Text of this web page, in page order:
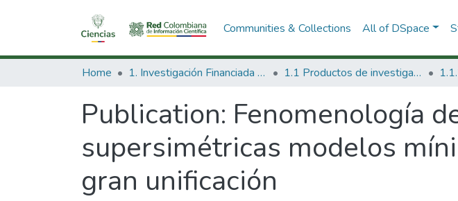
Communities & Collections All of DSpace
Home 1. Investigación Financiada con Recursos Públicos 1.1 Productos de investigación
Publication: Fenomenología
supersimétricas modelos
gran unificación